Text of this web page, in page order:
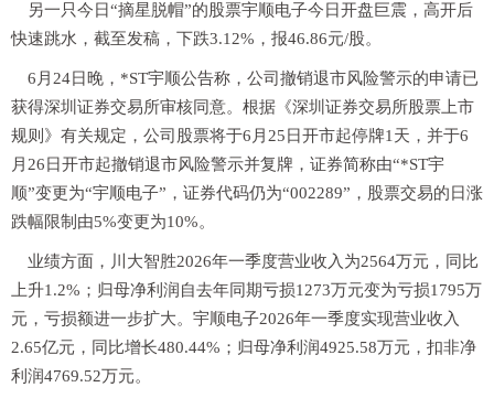
另一只今日“摘星脱帽”的股票宇顺电子今日开盘巨震，高开后
快速跳水，截至发稿，下跌3.12%，报46.86元/股。
6月24日晚，*ST宇顺公告称，公司撤销退市风险警示的申请已
获得深圳证券交易所审核同意。根据《深圳证券交易所股票上市
规则》有关规定，公司股票将于6月25日开市起停牌1天，并于6
月26日开市起撤销退市风险警示并复牌，证券简称由“*ST宇
顺”变更为“宇顺电子”，证券代码仍为“002289”，股票交易的日涨
跌幅限制由5%变更为10%。
业绩方面，川大智胜2026年一季度营业收入为2564万元，同比
上升1.2%；归母净利润自去年同期亏损1273万元变为亏损1795万
元，亏损额进一步扩大。宇顺电子2026年一季度实现营业收入
2.65亿元，同比增长480.44%；归母净利润4925.58万元，扣非净
利润4769.52万元。